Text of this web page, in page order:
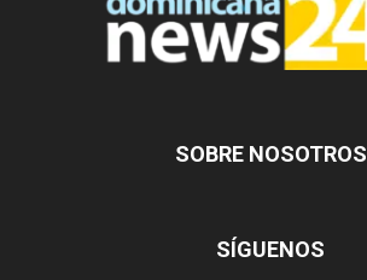
SOBRE NOSOTROS
SÍGUENOS